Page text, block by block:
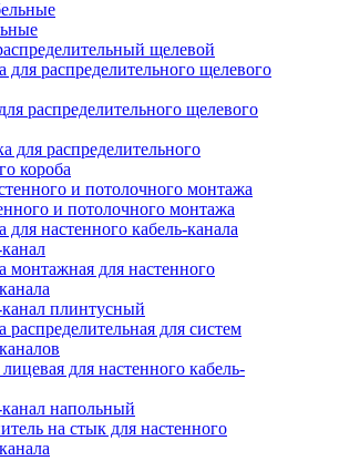
щелевой
распределительного щелевого
распределительного щелевого
для распределительного
короба
и потолочного монтажа
настенного кабель-канала
монтажная для настенного
плинтусный
распределительная для систем
для настенного кабель-
напольный
на стык для настенного